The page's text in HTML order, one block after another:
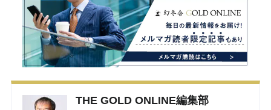
THE GOLD ONLINE編集部